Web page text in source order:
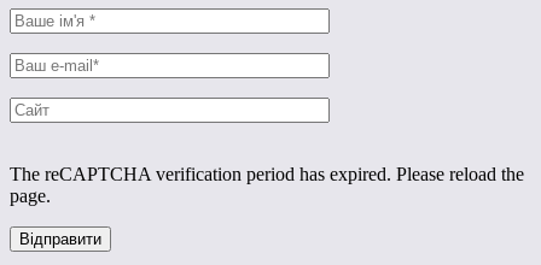
The reCAPTCHA verification period has expired. Please reload the
page.